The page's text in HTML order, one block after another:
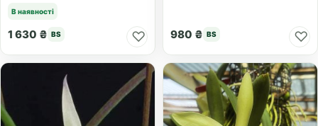
В наявності
1 630 ₴ BS ♡ 980 ₴ BS ♡